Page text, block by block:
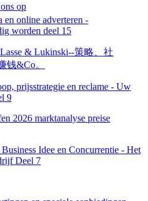
op
en online adverteren -
worden deel 15
prijsstrategie en reclame - Uw
9
Idee en Concurrentie - Het
Deel 7